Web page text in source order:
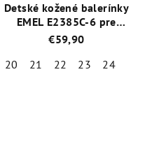
Detské kožené balerínky
EMEL E2385C-6 pre
princeznú
€59,90
20
21 22 23
24